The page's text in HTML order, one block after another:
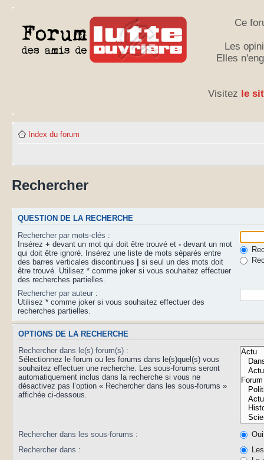
Ce
Les
Elles
Visitez le
Index du forum
Rechercher
QUESTION DE LA RECHERCHE
Rechercher par mots-clés :
Insérez + devant un mot qui doit être trouvé et - devant un mot
qui doit être ignoré. Insérez une liste de mots séparés entre
des barres verticales discontinues
si seul un des mots doit
être trouvé. Utilisez * comme joker si vous souhaitez effectuer
des recherches partielles.
Rechercher par auteur :
Utilisez * comme joker si vous souhaitez effectuer des
recherches partielles.
OPTIONS DE LA RECHERCHE
Rechercher dans le(s) forum(s) :
Sélectionnez le forum ou les forums dans le(s)quel(s) vous
souhaitez effectuer une recherche. Les sous-forums seront
automatiquement inclus dans la recherche si vous ne
désactivez pas l’option « Rechercher dans les sous-forums »
affichée ci-dessous.
Rechercher dans les sous-forums :
Oui
Rechercher dans :